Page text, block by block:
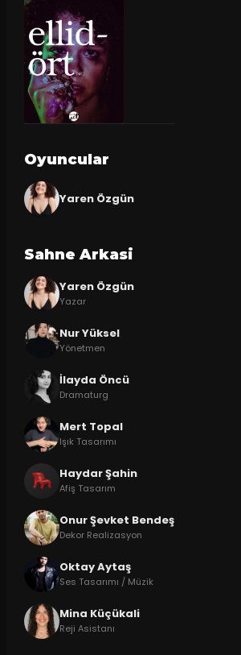
Oyuncular
Yaren Özgün
Sahne Arkasi
Yaren Özgün
Yazar
Nur Yüksel
Yönetmen
İlayda Öncü
Dramaturg
Mert Topal
Işık Tasarımı
Haydar Şahin
Afiş Tasarım
Onur Şevket Bendeş
Dekor Realizasyon
Oktay Aytaş
Ses Tasarımı / Müzik
Mina Küçükali
Reji Asistanı